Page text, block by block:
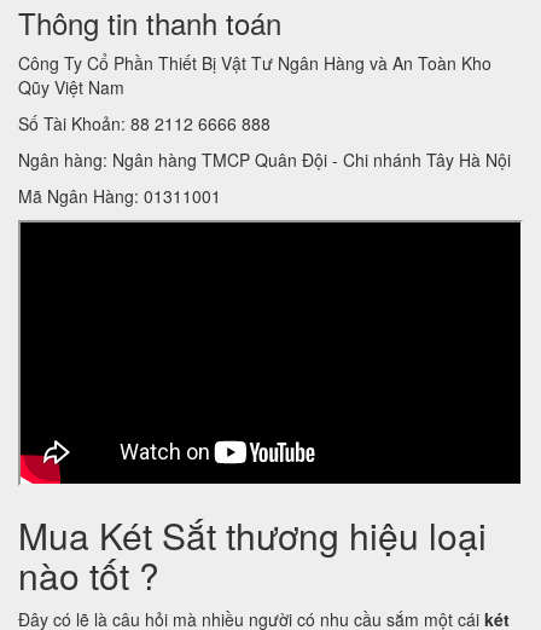
Thông tin thanh toán
Công Ty Cổ Phần Thiết Bị Vật Tư Ngân Hàng và An Toàn Kho
Qũy Việt Nam
Số Tài Khoản: 88 2112 6666 888
Ngân hàng: Ngân hàng TMCP Quân Đội - Chi nhánh Tây Hà Nội
Mã Ngân Hàng: 01311001
Mua Két Sắt thương hiệu loại
nào tốt ?
Đây có lẽ là câu hỏi mà nhiều người có nhu cầu sắm một cái két